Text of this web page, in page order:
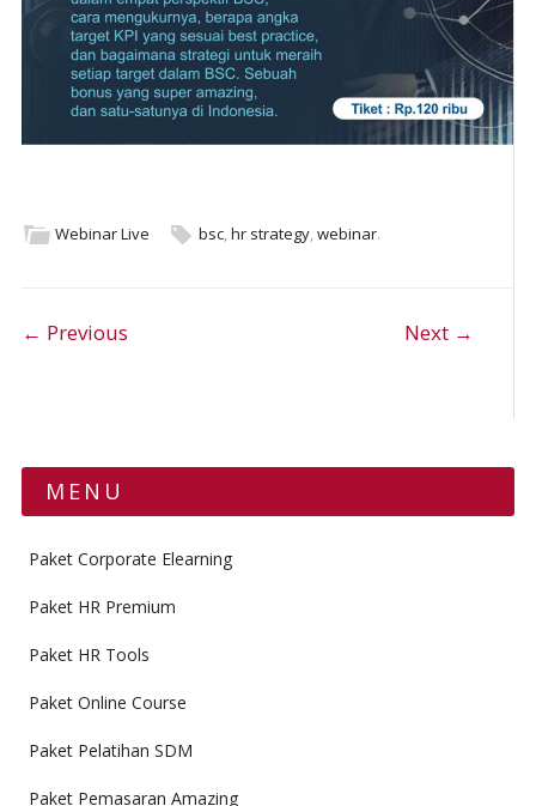
Webinar Live bsc,hr strategy,webinar.
Post navigation
← Previous Next →
MENU
Paket Corporate Elearning
Paket HR Premium
Paket HR Tools
Paket Online Course
Paket Pelatihan SDM
Paket Pemasaran Amazing